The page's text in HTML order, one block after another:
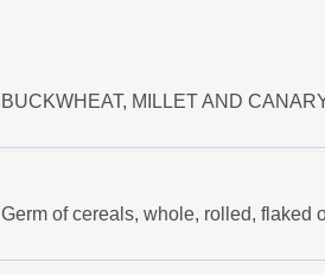
BUCKWHEAT, MILLET AND
Germ of cereals, whole, rolled, flaked